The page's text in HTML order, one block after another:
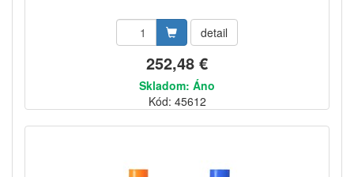
detail
252,48 €
Skladom: Áno
Kód: 45612